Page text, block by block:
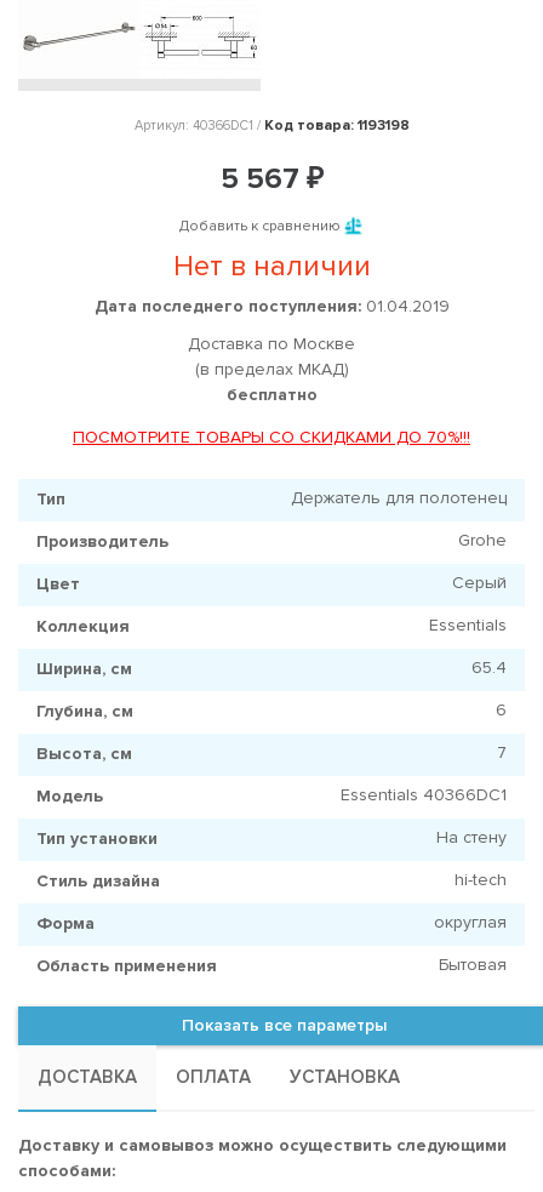
Артикул: 40366DC1 / Код товара: 1193198
5 567 ₽
Добавить к сравнению
Нет в наличии
Дата последнего поступления:01.04.2019
Доставка по Москве
(в пределах МКАД)
бесплатно
ПОСМОТРИТЕ ТОВАРЫ СО СКИДКАМИ ДО 70%!!!
Тип Держатель для полотенец
Производитель Grohe
Цвет Серый
Коллекция Essentials
Ширина, см 65.4
Глубина, см 6
Высота, см 7
Модель Essentials 40366DC1
Тип установки На стену
Стиль дизайна hi-tech
Форма округлая
Область применения Бытовая
Показать все параметры
ДОСТАВКА ОПЛАТА УСТАНОВКА
Доставку и самовывоз можно осуществить следующими
способами: